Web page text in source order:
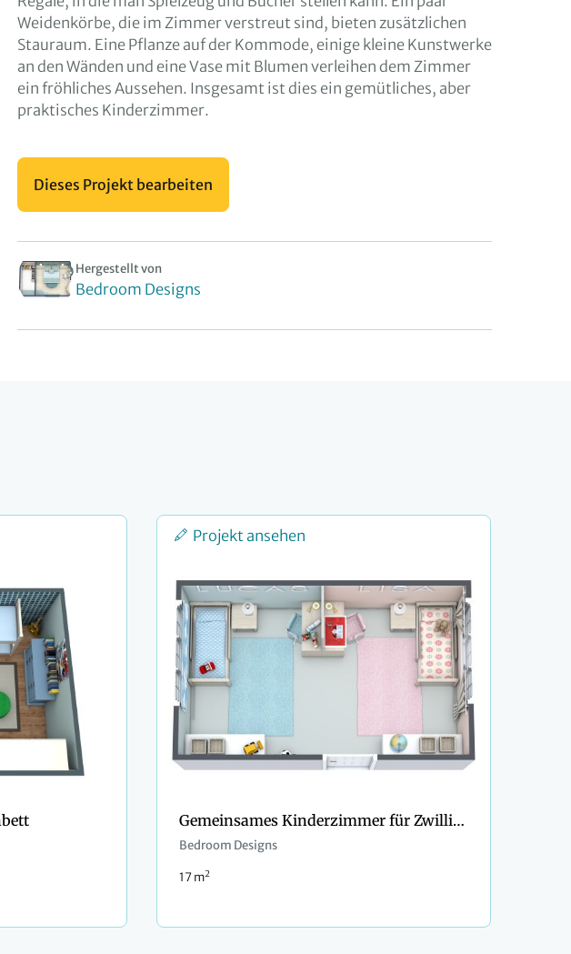
Weidenkörbe, die im Zimmer verstreut sind, bieten zusätzlichen
Stauraum. Eine Pflanze auf der Kommode, einige kleine Kunstwerke
an den Wänden und eine Vase mit Blumen verleihen dem Zimmer
ein fröhliches Aussehen. Insgesamt ist dies ein gemütliches, aber
praktisches Kinderzimmer.
Dieses Projekt bearbeiten
Hergestellt von
Bedroom Designs
Projekt ansehen
Gemeinsames Kinderzimmer für Zwillinge
Bedroom Designs
17 m2